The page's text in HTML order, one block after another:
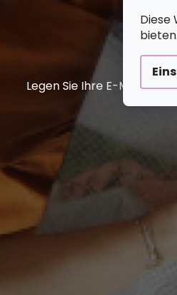
Diese
bieten.
Legen Sie Ihre E-Mail ein